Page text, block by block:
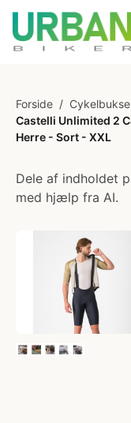
Forside /
Castelli Unlimited 2
Herre - Sort - XXL
Dele af indholdet
med hjælp fra AI.